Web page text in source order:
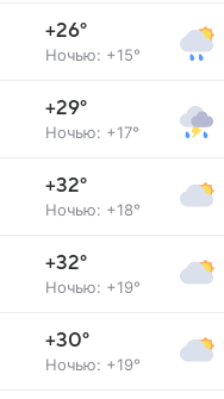
+26°
Ночью: +15°
+29°
Ночью: +17°
+32°
Ночью: +18°
+32°
Ночью: +19°
+30°
Ночью: +19°